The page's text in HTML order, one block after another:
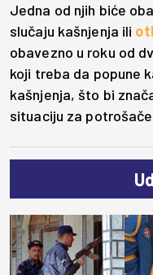
Jedna od njih biće
slučaju kašnjenja ili
obavezno u roku od
koji treba da popune
kašnjenja, što bi
situaciju za